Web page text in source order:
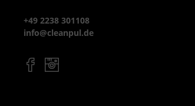
+49 2238 301108
info@cleanpul.de